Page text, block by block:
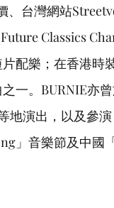
台灣網站
Classics
配樂；在香港時
一。BURNIE亦
地演出，以及參
」音樂節及中國